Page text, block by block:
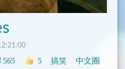
565 5 搞笑 中文圈